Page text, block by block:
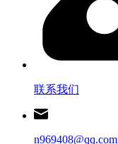
联系我们
n969408@qq.com